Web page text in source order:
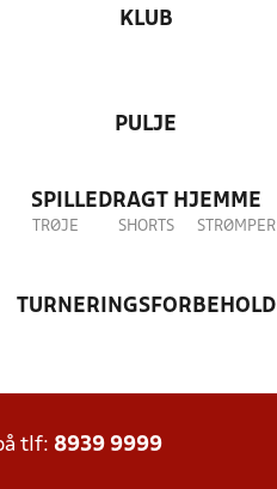
KLUB
PULJE
SPILLEDRAGT HJEMME
TRØJE SHORTS STRØMPER
TURNERINGSFORBEHOLD
tlf: 8939 9999